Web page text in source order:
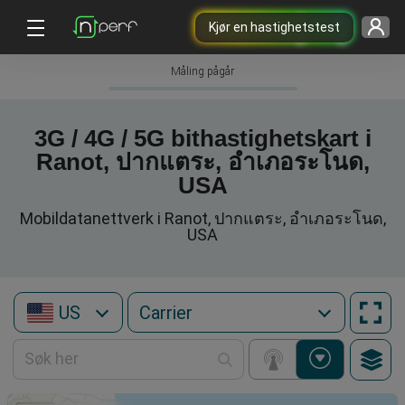
Kjør en hastighetstest
Måling pågår
3G / 4G / 5G bithastighetskart i
Ranot, ปากแตระ, อำเภอระโนด,
USA
Mobildatanettverk i Ranot, ปากแตระ, อำเภอระโนด,
USA
US